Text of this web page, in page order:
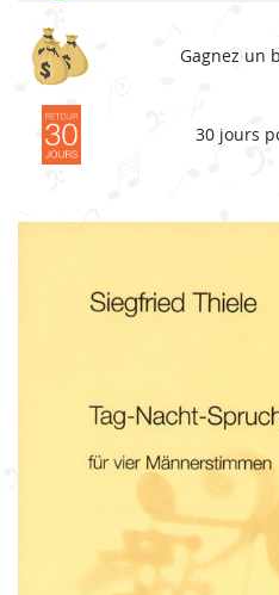
Gagnez un
30 jours